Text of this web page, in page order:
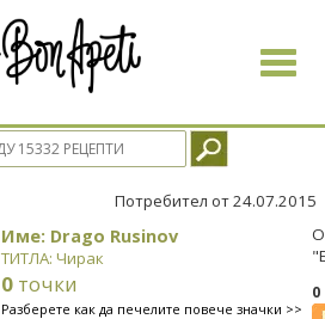
Toggle
Потребител от 24.07.2015
Име: Drago Rusinov
ТИТЛА: Чирак
0 точки
Разберете как да печелите повече значки >>